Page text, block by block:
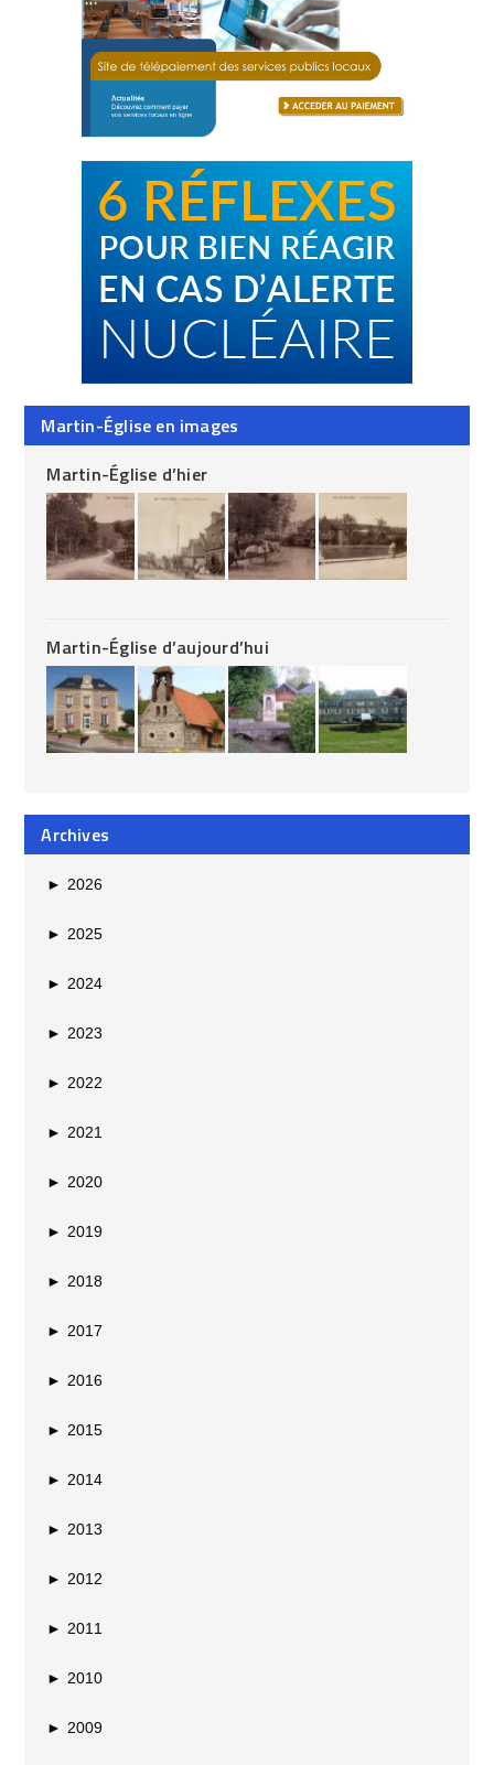
Martin-Église en images
Martin-Église d’hier
Martin-Église d’aujourd’hui
Archives
► 2026
► 2025
► 2024
► 2023
► 2022
► 2021
► 2020
► 2019
► 2018
► 2017
► 2016
► 2015
► 2014
► 2013
► 2012
► 2011
► 2010
► 2009